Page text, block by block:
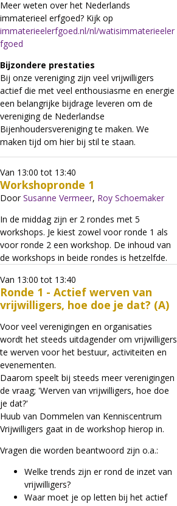
Meer weten over het Nederlands
immaterieel erfgoed? Kijk op
immaterieelerfgoed.nl/nl/watisimmaterieeler
fgoed
Bijzondere prestaties
Bij onze vereniging zijn veel vrijwilligers
actief die met veel enthousiasme en energie
een belangrijke bijdrage leveren om de
vereniging de Nederlandse
Bijenhoudersvereniging te maken. We
maken tijd om hier bij stil te staan.
Van 13:00 tot 13:40
Workshopronde 1
DoorSusanne Vermeer, Roy Schoemaker
In de middag zijn er 2 rondes met 5
workshops. Je kiest zowel voor ronde 1 als
voor ronde 2 een workshop. De inhoud van
de workshops in beide rondes is hetzelfde.
Van 13:00 tot 13:40
Ronde 1 - Actief werven van
vrijwilligers, hoe doe je dat? (A)
Voor veel verenigingen en organisaties
wordt het steeds uitdagender om vrijwilligers
te werven voor het bestuur, activiteiten en
evenementen.
Daarom speelt bij steeds meer verenigingen
de vraag; 'Werven van vrijwilligers, hoe doe
je dat?'
Huub van Dommelen van Kenniscentrum
Vrijwilligers gaat in de workshop hierop in.
Vragen die worden beantwoord zijn o.a.:
Welke trends zijn er rond de inzet van
vrijwilligers?
Waar moet je op letten bij het actief